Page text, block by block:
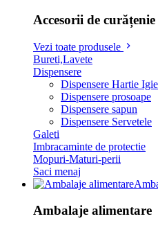
Accesorii de
Vezi toate produsele
Bureti,Lavete
Dispensere
Dispensere Hartie
Dispensere prosoape
Dispensere sapun
Dispensere Servetele
Galeti
Imbracaminte de protectie
Mopuri-Maturi-perii
Saci menaj
Ambalaje alimentare